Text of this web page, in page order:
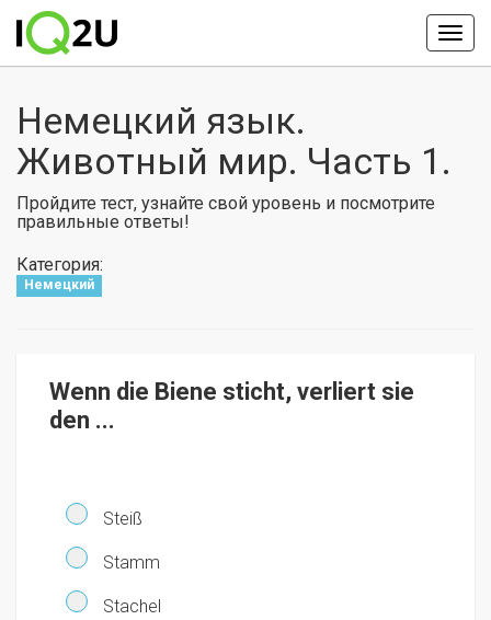
Немецкий язык.
Животный мир. Часть 1.
Пройдите тест, узнайте свой уровень и посмотрите
правильные ответы!
Категория:
Немецкий
Wenn die Biene sticht, verliert sie
den ...
Steiß
Stamm
Stachel